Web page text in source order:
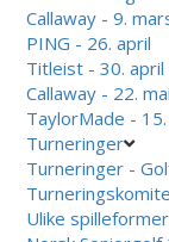
Callaway - 9.
PING - 26. april
Titleist - 30. april
Callaway - 22. mai
TaylorMade - 15.
Turneringer
Turneringer -
Ulike